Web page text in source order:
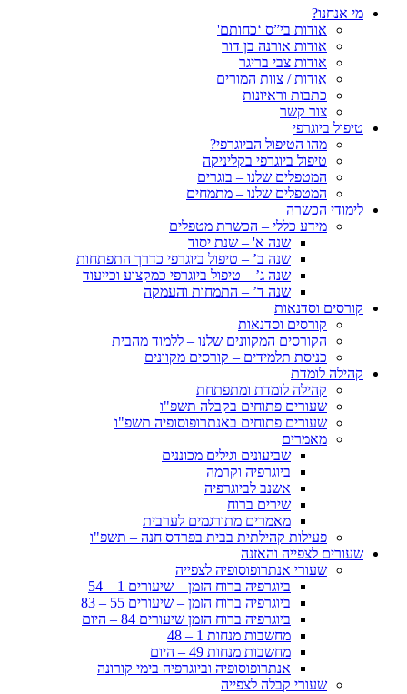
מי אנחנו?
אודות בי”ס ‘כחותם'
אודות אורנה בן דור
אודות צבי בריגר
אודות / צוות המורים
כתבות וראיונות
צור קשר
טיפול ביוגרפי
מהו הטיפול הביוגרפי?
טיפול ביוגרפי בקליניקה
המטפלים שלנו – בוגרים
המטפלים שלנו – מתמחים
לימודי הכשרה
מידע כללי – הכשרת מטפלים
שנה א' – שנת יסוד
שנה ב’ – טיפול ביוגרפי כדרך התפתחות
שנה ג’ – טיפול ביוגרפי כמקצוע וכייעוד
שנה ד’ – התמחות והעמקה
קורסים וסדנאות
קורסים וסדנאות
הקורסים המקוונים שלנו – ללמוד מהבית
כניסת תלמידים – קורסים מקוונים
קהילה לומדת
קהילה לומדת ומתפתחת
שעורים פתוחים בקבלה תשפ"ו
שעורים פתוחים באנתרופוסופיה תשפ"ו
מאמרים
שביעונים וגילים מכוננים
ביוגרפיה וקרמה
אשנב לביוגרפיה
שירים ברוח
מאמרים מתורגמים לערבית
פעילות קהילתית בבית בפרדס חנה – תשפ"ו
שעורים לצפייה והאזנה
שעורי אנתרופוסופיה לצפייה
ביוגרפיה ברוח הזמן – שיעורים 1 – 54
ביוגרפיה ברוח הזמן – שיעורים 55 – 83
ביוגרפיה ברוח הזמן שיעורים 84 – היום
מחשבות מנחות 1 – 48
מחשבות מנחות 49 – היום
אנתרופוסופיה וביוגרפיה בימי קורונה
שעורי קבלה לצפייה